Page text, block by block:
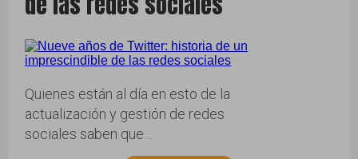
Quienes están al día en esto de la
actualización y gestión de redes
sociales saben que…